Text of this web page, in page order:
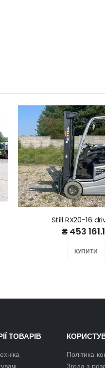
Still RX20-16
₴ 453
КУПИТИ
ТОВАРІВ
Політика